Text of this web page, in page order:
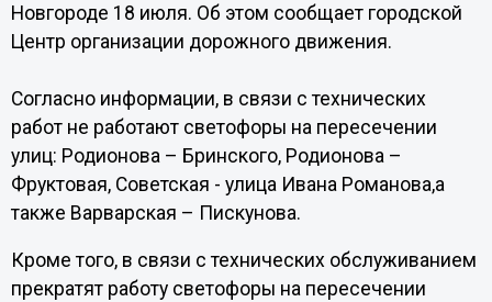
Новгороде 18 июля. Об этом сообщает городской
Центр организации дорожного движения.
Согласно информации, в связи с технических
работ не работают светофоры на пересечении
улиц: Родионова – Бринского, Родионова –
Фруктовая, Советская - улица Ивана Романова,а
также Варварская – Пискунова.
Кроме того, в связи с технических обслуживанием
прекратят работу светофоры на пересечении